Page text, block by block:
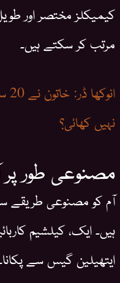
کیمیکلز مختصر اور
مرتب کر سکتے ہیں۔
نہیں کھائی؟
مصنوعی طور
آم کو مصنوعی طریقے
ہیں۔ ایک، کیلشیم
ایتھیلین گیس سے